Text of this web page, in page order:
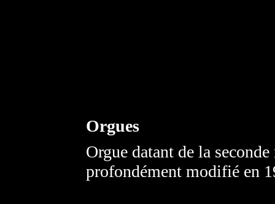
Orgues
Orgue datant de la
profondément modifié en